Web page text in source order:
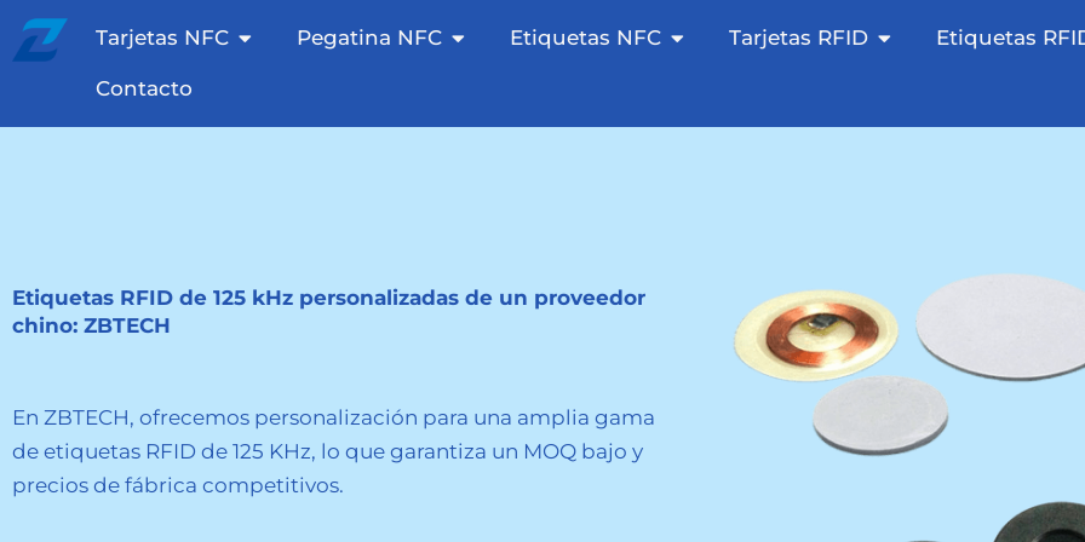
Saltar
contenido
Tarjetas NFC Tarjetas NFC abiertas
Pegatina NFC Etiqueta NFC abierta
Etiquetas NFC Etiquetas NFC abiertas
Tarjetas RFID Tarjetas RFID
Etiquetas
Contacto
Etiquetas RFID de 125 kHz personalizadas de un proveedor
chino: ZBTECH
En ZBTECH, ofrecemos personalización para una amplia gama
de etiquetas RFID de 125 KHz, lo que garantiza un MOQ bajo y
precios de fábrica competitivos.